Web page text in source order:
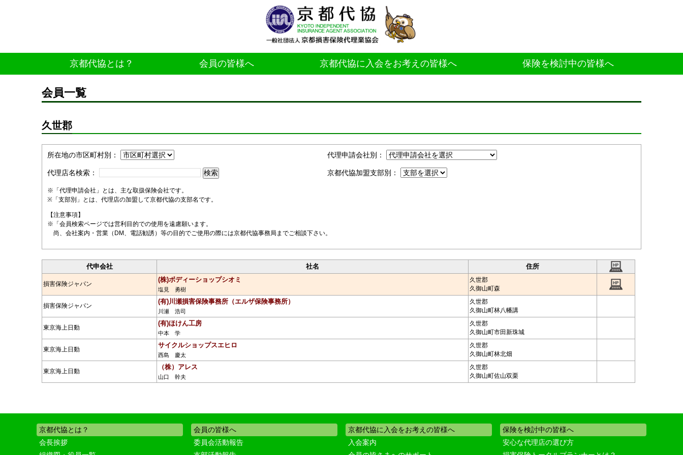
京都代協とは？ 会員の皆様へ 京都代協に入会をお考えの皆様へ 保険を検討中の皆様へ
会員一覧
久世郡
所在地の市区町村別： 代理申請会社別：
代理店名検索： 京都代協加盟支部別：
※「代理申請会社」とは、主な取扱保険会社です。
※「支部別」とは、代理店の加盟して京都代協の支部名です。
【注意事項】
※「会員検索ページでは営利目的での使用を遠慮願います。
尚、会社案内・営業（DM、電話勧誘）等の目的でご使用の際には京都代協事務局までご相談下さい。
代申会社 社名 住所
損害保険ジャパン
(株)ボディーショップシオミ
塩見 勇樹
久世郡
久御山町森
損害保険ジャパン
(有)川瀬損害保険事務所（エルザ保険事務所）
川瀬 浩司
久世郡
久御山町林八幡講
東京海上日動
(有)ほけん工房
中本 学
久世郡
久御山町市田新珠城
東京海上日動
サイクルショップスエヒロ
西島 慶太
久世郡
久御山町林北畑
東京海上日動
（株）アレス
山口 幹夫
久世郡
久御山町佐山双栗
京都代協とは？
会長挨拶
会員の皆様へ
委員会活動報告
京都代協に入会をお考えの皆様へ
入会案内
保険を検討中の皆様へ
安心な代理店の選び方